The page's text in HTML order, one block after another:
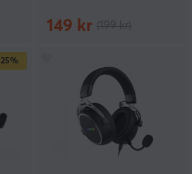
149 kr
25%